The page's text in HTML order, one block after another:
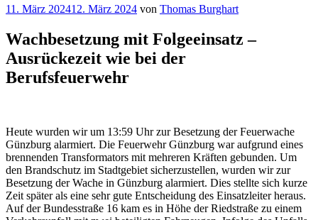
Veröffentlicht
11. März 202412. März 2024 von Thomas Burghart
Wachbesetzung mit Folgeeinsatz –
Ausrückezeit wie bei der
Berufsfeuerwehr
Heute wurden wir um 13:59 Uhr zur Besetzung der Feuerwache
Günzburg alarmiert. Die Feuerwehr Günzburg war aufgrund eines
brennenden Transformators mit mehreren Kräften gebunden. Um
den Brandschutz im Stadtgebiet sicherzustellen, wurden wir zur
Besetzung der Wache in Günzburg alarmiert. Dies stellte sich kurze
Zeit später als eine sehr gute Entscheidung des Einsatzleiter heraus.
Auf der Bundesstraße 16 kam es in Höhe der Riedstraße zu einem